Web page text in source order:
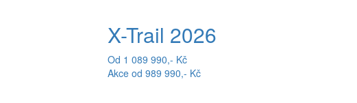
X-Trail 2026
Od 1 089 990,- Kč
Akce od 989 990,- Kč